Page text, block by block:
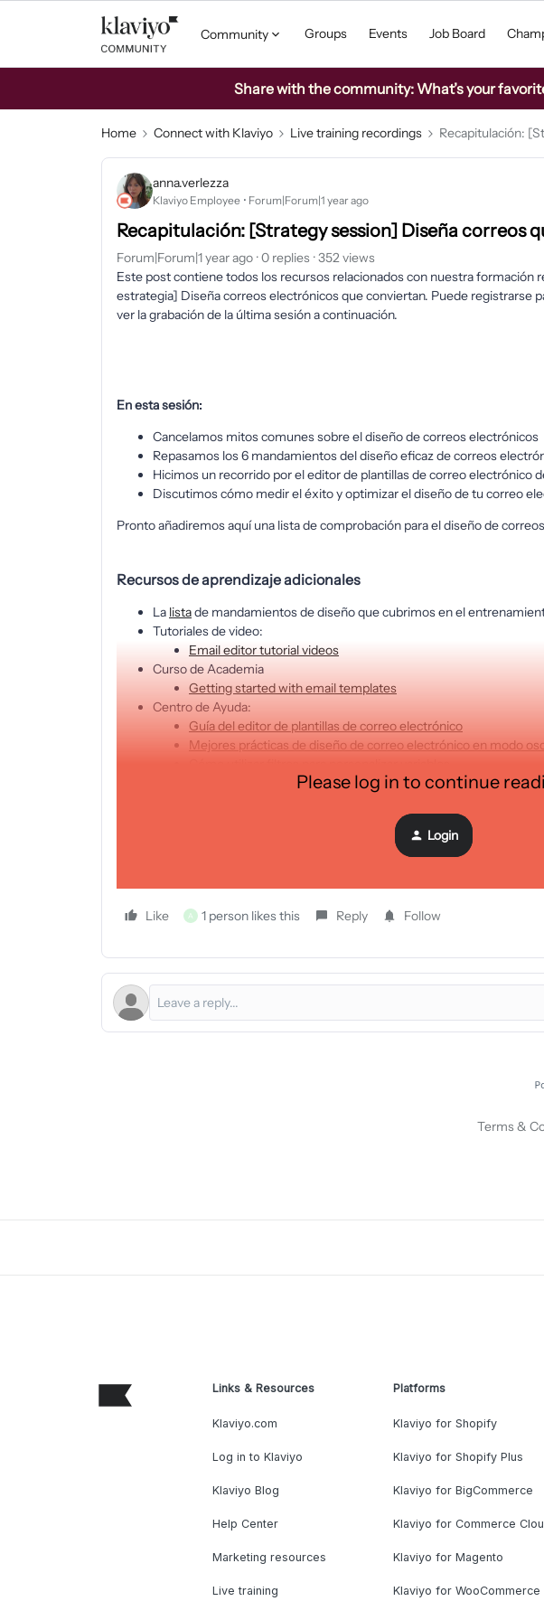
Community Groups Events Job Board
Share with the community: What’s your
Home Connect with Klaviyo Live training recordings Recapitulación:
anna.verlezza
Klaviyo Employee Forum|Forum|1 year ago
Recapitulación: [Strategy session] Diseña correos
Forum|Forum|1 year ago 0 replies 352 views
Este post contiene todos los recursos relacionados con nuestra formación
estrategia] Diseña correos electrónicos que conviertan. Puede registrarse
ver la grabación de la última sesión a continuación.
En esta sesión:
Cancelamos mitos comunes sobre el diseño de correos electrónicos
Repasamos los 6 mandamientos del diseño eficaz de correos
Hicimos un recorrido por el editor de plantillas de correo electrónico
Discutimos cómo medir el éxito y optimizar el diseño de tu correo
Pronto añadiremos aquí una lista de comprobación para el diseño de
Recursos de aprendizaje adicionales
La listade mandamientos de diseño que cubrimos en el
Tutoriales de video:
Email editor tutorial videos
Curso de Academia
Getting started with email templates
Centro de Ayuda:
Guía del editor de plantillas de correo electrónico
Mejores prácticas de diseño de correo electrónico en modo
Cómo previsualizar y enviar correos electrónicos de prueba en
Como exportar o HTML de um modelo de e-mail
Please log in to continue
Login
Like A 1 person likes this Reply Follow
Terms &
Links & Resources
Klaviyo.com
Log in to Klaviyo
Klaviyo Blog
Help Center
Marketing resources
Live training
Platforms
Klaviyo for Shopify
Klaviyo for Shopify Plus
Klaviyo for BigCommerce
Klaviyo for Commerce
Klaviyo for Magento
Klaviyo for WooCommerce